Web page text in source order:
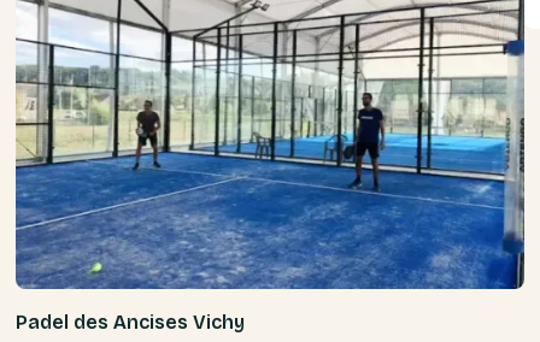
Padel des Ancises Vichy